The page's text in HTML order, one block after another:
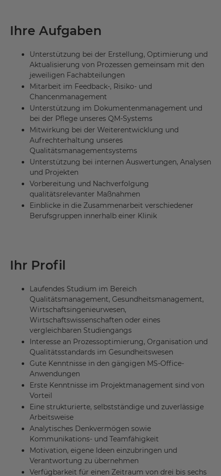
Ihre Aufgaben
Unterstützung bei der Erstellung, Optimierung und
Aktualisierung von Prozessen gemeinsam mit den
jeweiligen Fachabteilungen
Mitarbeit im Feedback-, Risiko- und
Chancenmanagement
Unterstützung im Dokumentenmanagement und
bei der Pflege unseres QM-Systems
Mitwirkung bei der Weiterentwicklung und
Aufrechterhaltung unseres
Qualitätsmanagementsystems
Unterstützung bei internen Auswertungen, Analysen
und Projekten
Vorbereitung und Nachverfolgung
qualitätsrelevanter Maßnahmen
Einblicke in die Zusammenarbeit verschiedener
Berufsgruppen innerhalb einer Klinik
Ihr Profil
Laufendes Studium im Bereich
Qualitätsmanagement, Gesundheitsmanagement,
Wirtschaftsingenieurwesen,
Wirtschaftswissenschaften oder eines
vergleichbaren Studiengangs
Interesse an Prozessoptimierung, Organisation und
Qualitätsstandards im Gesundheitswesen
Gute Kenntnisse in den gängigen MS-Office-
Anwendungen
Erste Kenntnisse im Projektmanagement sind von
Vorteil
Eine strukturierte, selbstständige und zuverlässige
Arbeitsweise
Analytisches Denkvermögen sowie
Kommunikations- und Teamfähigkeit
Motivation, eigene Ideen einzubringen und
Verantwortung zu übernehmen
Verfügbarkeit für einen Zeitraum von drei bis sechs